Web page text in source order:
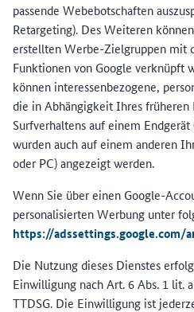
passende Webebotschaften
Retargeting). Des Weiteren
erstellten Werbe-Zielgruppen mit
Funktionen von Google verknüpft
können interessenbezogene,
die in Abhängigkeit Ihres früheren
Surfverhaltens auf einem Endgerät
wurden auch auf einem anderen
oder PC) angezeigt werden.
Wenn Sie über einen Google-
personalisierten Werbung unter
https://adssettings.google.com/
Die Nutzung dieses Dienstes
Einwilligung nach Art. 6 Abs. 1 lit.
TTDSG. Die Einwilligung ist